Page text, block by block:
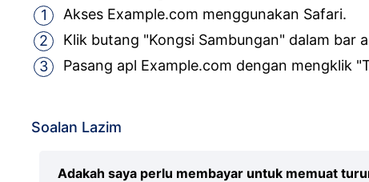
Akses Example.com menggunakan Safari.
Klik butang "Kongsi Sambungan" dalam bar
Pasang apl Example.com dengan mengklik
Soalan Lazim
Adakah saya perlu membayar untuk memuat